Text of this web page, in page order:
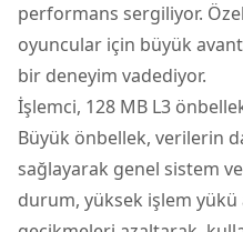
performans sergiliyor.
oyuncular için büyük
bir deneyim vadediyor.
İşlemci, 128 MB L3
Büyük önbellek, verilerin
sağlayarak genel sistem
durum, yüksek işlem yükü